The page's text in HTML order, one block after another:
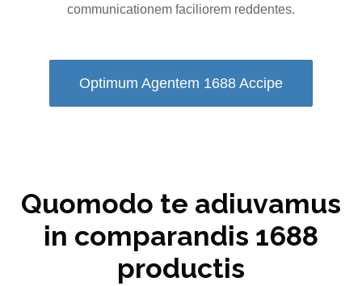
communicationem faciliorem reddentes.
Optimum Agentem 1688 Accipe
Quomodo te adiuvamus
in comparandis 1688
productis